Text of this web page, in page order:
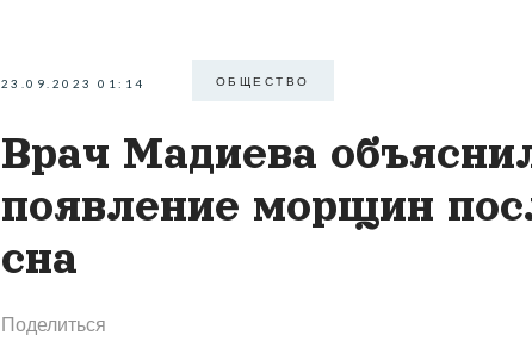
23.09.2023 01:14 ОБЩЕСТВО
Врач Мадиева
появление морщин
сна
Поделиться